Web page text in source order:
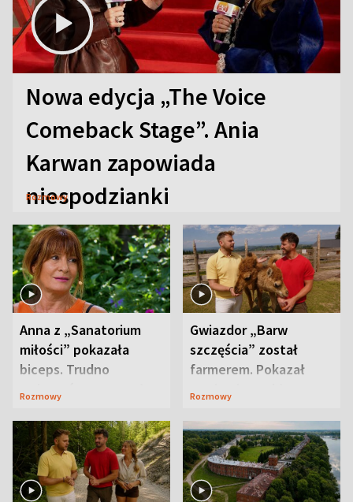
Nowa edycja „The Voice
Comeback Stage”. Ania
Karwan zapowiada
niespodzianki
Rozmowy
Anna z „Sanatorium
miłości” pokazała
biceps. Trudno
uwierzyć, co przeszła
Rozmowy
Gwiazdor „Barw
szczęścia” został
farmerem. Pokazał
swoje niezwykłe
Rozmowy